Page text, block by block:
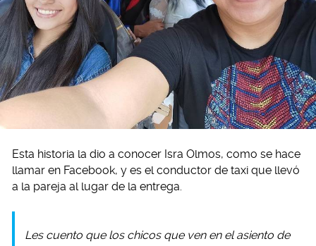
Esta historia la dio a conocer Isra Olmos, como se hace
llamar en Facebook, y es el conductor de taxi que llevó
a la pareja al lugar de la entrega.
Les cuento que los chicos que ven en el asiento de